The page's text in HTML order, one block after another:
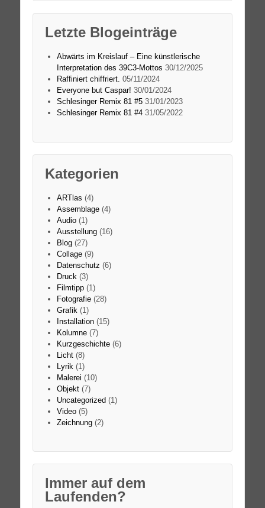
Letzte Blogeinträge
Abwärts im Kreislauf – Eine künstlerische
Interpretation des 39C3-Mottos 30/12/2025
Raffiniert chiffriert. 05/11/2024
Everyone but Caspar! 30/01/2024
Schlesinger Remix 81 #5 31/01/2023
Schlesinger Remix 81 #4 31/05/2022
Kategorien
ARTlas (4)
Assemblage(4)
Audio(1)
Ausstellung(16)
Blog(27)
Collage(9)
Datenschutz (6)
Druck (3)
Filmtipp(1)
Fotografie(28)
Grafik (1)
Installation(15)
Kolumne(7)
Kurzgeschichte(6)
Licht(8)
Lyrik (1)
Malerei (10)
Objekt(7)
Uncategorized (1)
Video(5)
Zeichnung(2)
Immer auf dem
Laufenden?